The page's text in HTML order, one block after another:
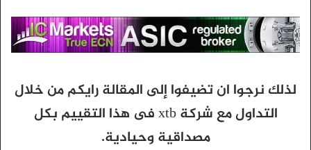
لذلك نرجوا ان تضيفوا إلى المقالة رايكم من خلال
التداول مع شركة xtb فى هذا التقييم بكل
مصداقية وحيادية.